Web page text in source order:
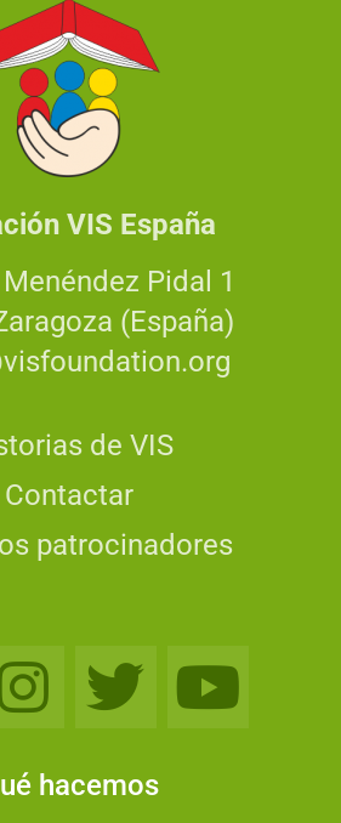
VIS España
Pidal 1
(España)
de VIS
Contactar
patrocinadores
hacemos